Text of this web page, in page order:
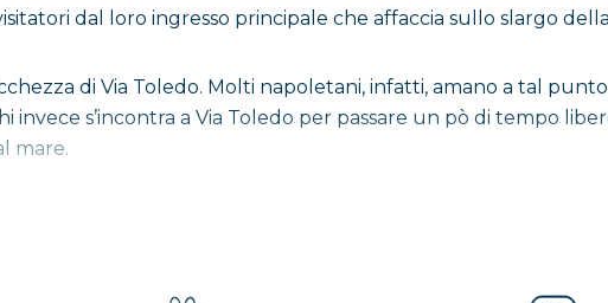
dal loro ingresso principale che affaccia sullo slargo
di Via Toledo. Molti napoletani, infatti, amano a tal
invece s’incontra a Via Toledo per passare un pò di tempo
mare.
dell’Arte